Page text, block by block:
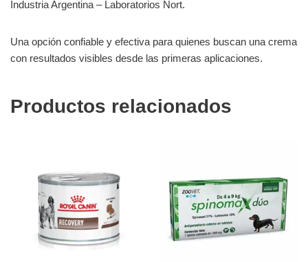
Industria Argentina – Laboratorios Nort.
Una opción confiable y efectiva para quienes buscan una crema
con resultados visibles desde las primeras aplicaciones.
Productos relacionados